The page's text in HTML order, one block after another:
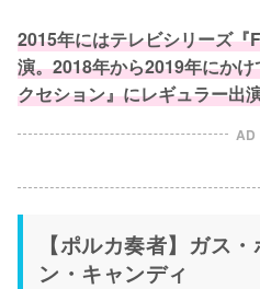
2015年にはテレビシリーズ『
演。2018年から2019年にか
クセション』にレギュラー出
AD
【ポルカ奏者】ガス
ン・キャンディ